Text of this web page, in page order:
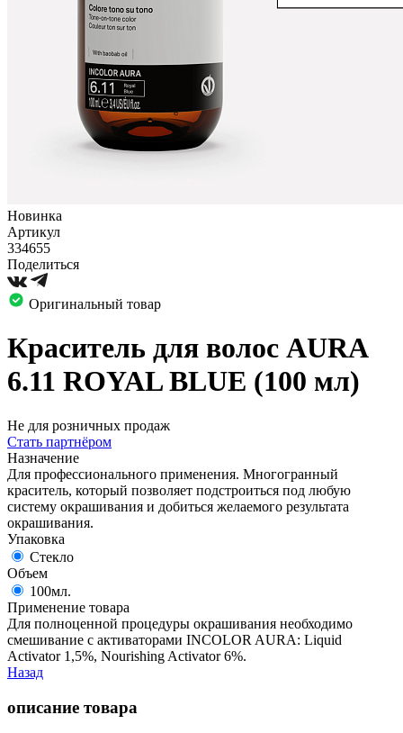
Новинка
Артикул
334655
Поделиться
Оригинальный товар
Краситель для волос AURA
6.11 ROYAL BLUE (100 мл)
Не для розничных продаж
Стать партнёром
Назначение
Для профессионального применения. Многогранный
краситель, который позволяет подстроиться под любую
систему окрашивания и добиться желаемого результата
окрашивания.
Упаковка
Стекло
Объем
100мл.
Применение товара
Для полноценной процедуры окрашивания необходимо
смешивание с активаторами INCOLOR AURA: Liquid
Activator 1,5%, Nourishing Activator 6%.
Назад
описание товара